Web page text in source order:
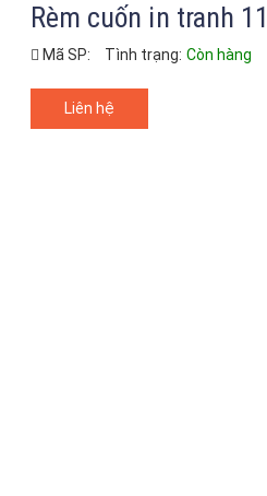
Rèm cuốn in tranh
Mã SP: Tình trạng: Còn hàng
Liên hệ